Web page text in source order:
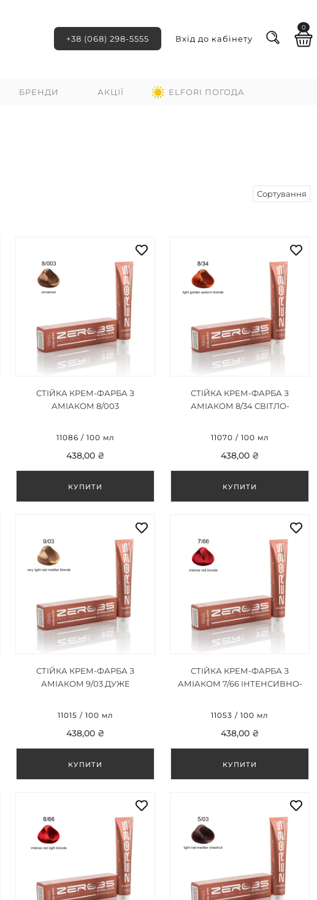
+38 (068) 298-5555 Вхід до кабінету
0
БРЕНДИ АКЦІЇ ELFORI ПОГОДА
Сортування
СТІЙКА КРЕМ-ФАРБА З
АМІАКОМ 8/003
11086 / 100 мл
438,00 ₴
СТІЙКА КРЕМ-ФАРБА З
АМІАКОМ 8/34 СВІТЛО-
AUBURN BLONDE 100ML
11070 / 100 мл
438,00 ₴
СТІЙКА КРЕМ-ФАРБА З
АМІАКОМ 9/03 ДУЖЕ
MEDITER BLONDE 100ML
11015 / 100 мл
438,00 ₴
СТІЙКА КРЕМ-ФАРБА З
АМІАКОМ 7/66 ІНТЕНСИВНО-
11053 / 100 мл
438,00 ₴